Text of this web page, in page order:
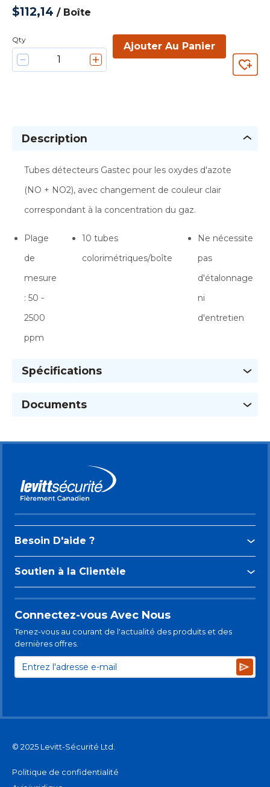
$112,14 / Boîte
Qty
Ajouter Au Panier
Description
Tubes détecteurs Gastec pour les oxydes d'azote
(NO + NO2), avec changement de couleur clair
correspondant à la concentration du gaz.
Plage
de
mesure
: 50 -
2500
ppm
10 tubes
colorimétriques/boîte
Ne nécessite
pas
d'étalonnage
ni
d'entretien
Spécifications
Documents
Besoin D'aide ?
Soutien à la Clientèle
Connectez-vous Avec Nous
Tenez-vous au courant de l'actualité des produits et des
dernières offres.
© 2025 Levitt-Sécurité Ltd.
Politique de confidentialité